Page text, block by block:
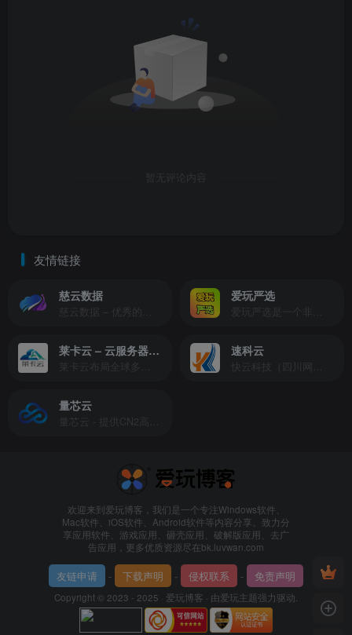
暂无评论内容
友情链接
慈云数据
慈云数据 – 优秀的云服务器服务商，提供最具有性价比的产品。慈云数据是开发者必不可少的良心云
爱玩严选
爱玩严选是一个非常有保障且性价比极高的虚拟商城，包括但不限于苹果证书、技术指导、会员充值等多种虚拟服务！
莱卡云 – 云服务器提供商
莱卡云布局全球多个地理区域。提供服务有：境外云服务器、国内云服务器、独立服务器、服务器托管、CDN、SSL证书、游戏服务器等业务。
速科云
快云科技（四川网联快云科技有限公司）成立于2021年，主营互联网业务平台服务提供商。公司专注为用户提供低价高性能云计算产品，致力于云计算应用的易用性开发，并引导云计算在国内普及
量芯云
量芯云 - 提供CN2高速香港美国云服务器&专业高防服务器租用等云服务器供应商
欢迎来到爱玩博客，我们是一个专注Windows软件、
Mac软件、iOS软件、Android软件等内容分享。致力分
享应用软件、游戏应用、砸壳应用、破解版应用、去广
告应用，更多优质资源尽在bk.luvwan.com
友链申请 - 下载声明 - 侵权联系 - 免责声明
Copyright © 2023 - 2025 · 爱玩博客 · 由爱玩主题强力驱动.